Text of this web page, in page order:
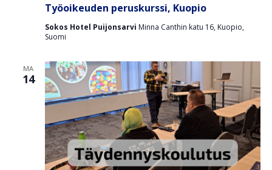
Työoikeuden peruskurssi, Kuopio
Sokos Hotel Puijonsarvi Minna Canthin katu 16, Kuopio,
Suomi
MA
14